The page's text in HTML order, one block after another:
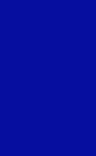
para radiador